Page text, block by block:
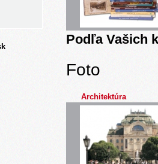
Podľa Vašich
Foto
Architektúra